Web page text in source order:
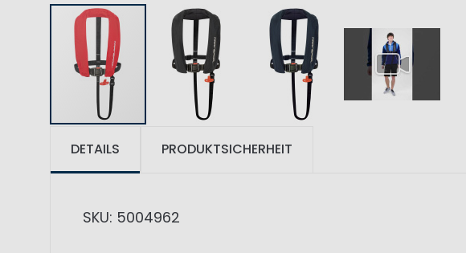
DETAILS
SKU: 5004962
PRODUKTSICHERHEIT